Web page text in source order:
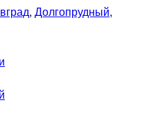
, Долгопрудный,